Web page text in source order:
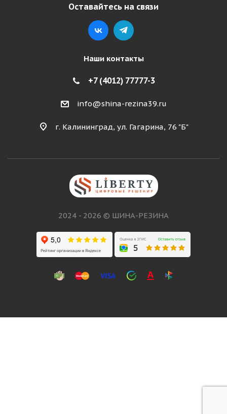
Оставайтесь на связи
Наши контакты
+7 (4012) 77777-3
info@shina-rezina39.ru
г. Калининград, ул. Гагарина, 76 "Б"
2024 - 2026 © ШИНА-РЕЗИНА